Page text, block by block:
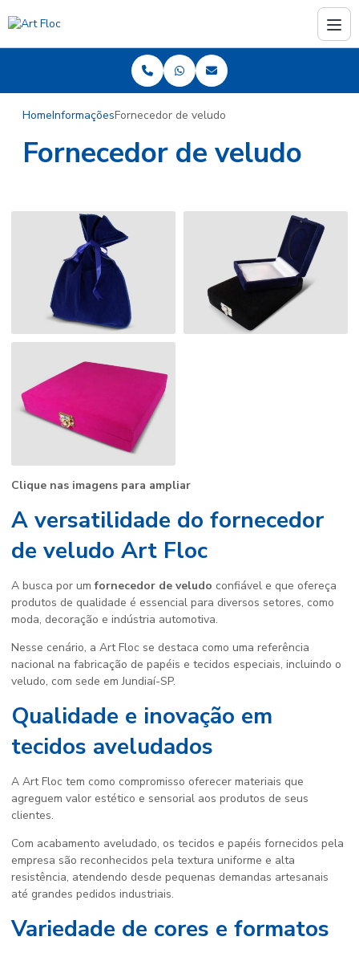
HomeInformaçõesFornecedor de veludo
Fornecedor de veludo
Clique nas imagens para ampliar
A versatilidade do fornecedor
de veludo Art Floc
A busca por umfornecedor de veludo confiável e que ofereça
produtos de qualidade é essencial para diversos setores, como
moda, decoração e indústria automotiva.
Nesse cenário, a Art Floc se destaca como uma referência
nacional na fabricação de papéis e tecidos especiais, incluindo o
veludo, com sede em Jundiaí-SP.
Qualidade e inovação em
tecidos aveludados
A Art Floc tem como compromisso oferecer materiais que
agreguem valor estético e sensorial aos produtos de seus
clientes.
Com acabamento aveludado, os tecidos e papéis fornecidos pela
empresa são reconhecidos pela textura uniforme e alta
resistência, atendendo desde pequenas demandas artesanais
até grandes pedidos industriais.
Variedade de cores e formatos